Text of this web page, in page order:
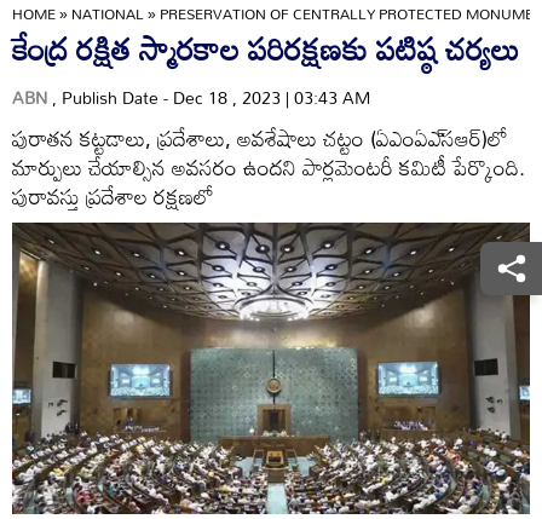
HOME»NATIONAL»PRESERVATION OF CENTRALLY PROTECTED
కేంద్ర రక్షిత స్మారకాల పరిరక్షణకు పటిష్ఠ చర్యలు
ABN, Publish Date - Dec 18 , 2023 | 03:43 AM
పురాతన కట్టడాలు, ప్రదేశాలు, అవశేషాలు చట్టం (ఏఎంఏఎ్‌సఆర్‌)లో
మార్పులు చేయాల్సిన అవసరం ఉందని పార్లమెంటరీ కమిటీ పేర్కొంది.
పురావస్తు ప్రదేశాల రక్షణలో